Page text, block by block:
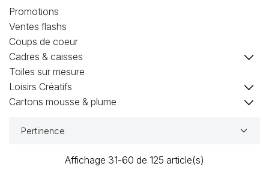
Loisirs Créatifs
Coffrets & cadeaux
Encadrement
mail
Promotions
Ventes flashs
Coups de coeur
Cadres & caisses
keyboard_arrow_down
Toiles sur mesure
Loisirs Créatifs
keyboard_arrow_down
Cartons mousse & plume keyboard_arrow_down
Pertinence keyboard_arrow_down
Affichage 31-60 de 125 article(s)